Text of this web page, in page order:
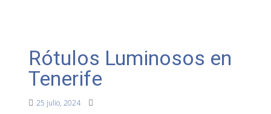
Rótulos Luminosos en
Tenerife
25 julio, 2024